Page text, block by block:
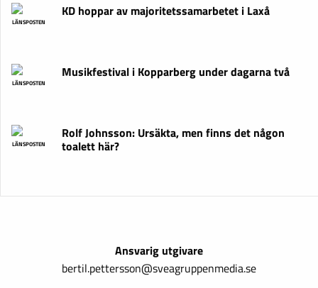
LÄNSPOSTEN
KD hoppar av majoritetssamarbetet i Laxå
LÄNSPOSTEN
Musikfestival i Kopparberg under dagarna två
LÄNSPOSTEN
Rolf Johnsson: Ursäkta, men finns det någon
toalett här?
Ansvarig utgivare
bertil.pettersson@sveagruppenmedia.se